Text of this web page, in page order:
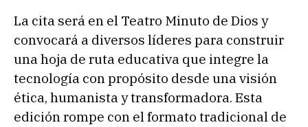
La cita será en el Teatro Minuto de Dios y
convocará a diversos líderes para construir
una hoja de ruta educativa que integre la
tecnología con propósito desde una visión
ética, humanista y transformadora. Esta
edición rompe con el formato tradicional de